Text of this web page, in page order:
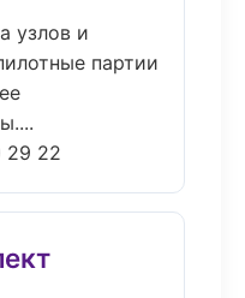
узлов и
партии
29 22